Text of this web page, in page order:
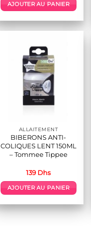
était : est :
AJOUTER AU PANIER
ALLAITEMENT
BIBERONS ANTI-
COLIQUES LENT 150ML
– Tommee Tippee
139 Dhs
AJOUTER AU PANIER